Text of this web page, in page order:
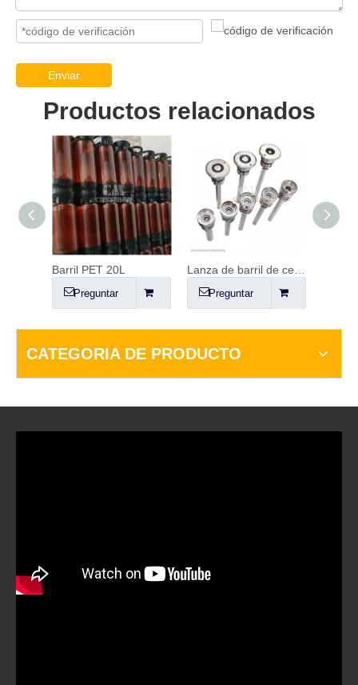
Enviar
Productos relacionados
Barril PET 20L
Preguntar Preguntar
CATEGORIA DE PRODUCTO